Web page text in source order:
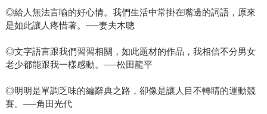
◎給人無法言喻的好心情。我們生活中常掛在嘴邊的詞語，原來
是如此讓人疼惜著。──妻夫木聰
◎文字語言跟我們習習相關，如此題材的作品，我相信不分男女
老少都能跟我一樣感動。──松田龍平
◎明明是單調乏味的編辭典之路，卻像是讓人目不轉睛的運動競
賽。──角田光代